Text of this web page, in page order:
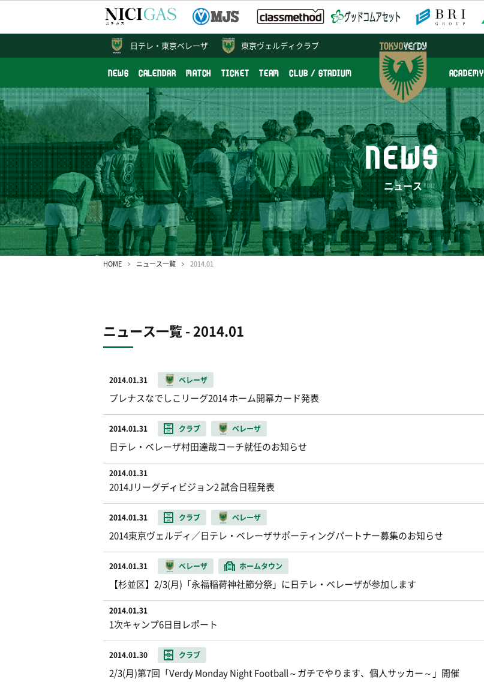
東京ヴェルディクラブ
NEWS CALENDAR MATCH TICKET TEAM CLUB / STADIUM ACADEMY
日テレ・ 東京ベレーザ
NEWS
ニュース
HOME ニュース一覧 2014.01
ニュース一覧 - 2014.01
2014.01.31 ベレーザ
プレナスなでしこリーグ2014 ホーム開幕カード発表
2014.01.31 クラブ ベレーザ
日テレ・ベレーザ村田達哉コーチ就任のお知らせ
2014.01.31
2014Jリーグディビジョン2 試合日程発表
2014.01.31 クラブ ベレーザ
2014東京ヴェルディ／日テレ・ベレーザサポーティングパートナー募集のお知らせ
2014.01.31 ベレーザ ホームタウン
【杉並区】2/3(月)「永福稲荷神社節分祭」に日テレ・ベレーザが参加します
2014.01.31
1次キャンプ6日目レポート
2014.01.30 クラブ
2/3(月)第7回「Verdy Monday Night Football～ガチでやります、個人サッカー～」開催